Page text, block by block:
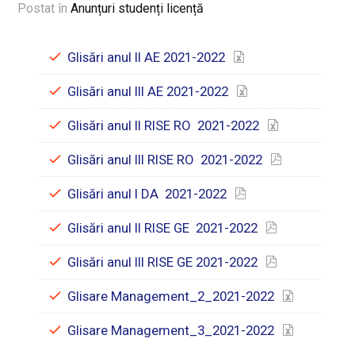
Postat înAnunțuri studenți licență
Glisări anul II AE 2021-2022
Glisări anul III AE 2021-2022
Glisări anul II RISE RO 2021-2022
Glisări anul III RISE RO 2021-2022
Glisări anul I DA 2021-2022
Glisări anul II RISE GE 2021-2022
Glisări anul III RISE GE 2021-2022
Glisare Management_2_2021-2022
Glisare Management_3_2021-2022